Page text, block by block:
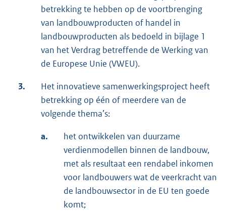
betrekking te hebben op de voortbrenging
van landbouwproducten of handel in
landbouwproducten als bedoeld in bijlage 1
van het Verdrag betreffende de Werking van
de Europese Unie (VWEU).
3.
Het innovatieve samenwerkingsproject heeft
betrekking op één of meerdere van de
volgende thema’s:
a.
het ontwikkelen van duurzame
verdienmodellen binnen de landbouw,
met als resultaat een rendabel inkomen
voor landbouwers wat de veerkracht van
de landbouwsector in de EU ten goede
komt;